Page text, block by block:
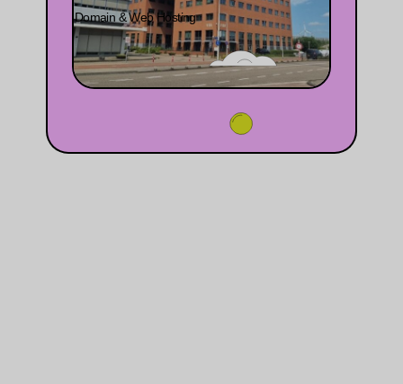
Domain & Web Hosting